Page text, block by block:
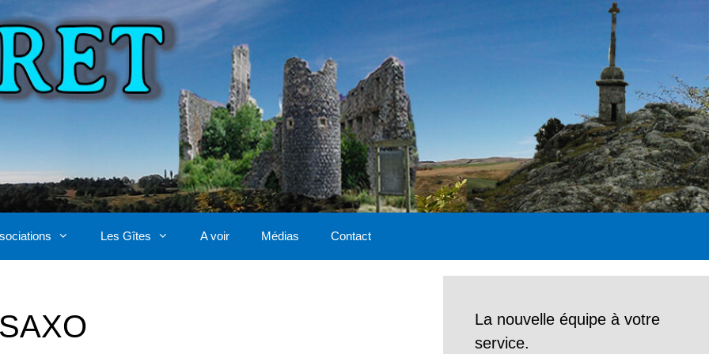
Les Gîtes A voir Médias Contact
La nouvelle équipe à votre
service.